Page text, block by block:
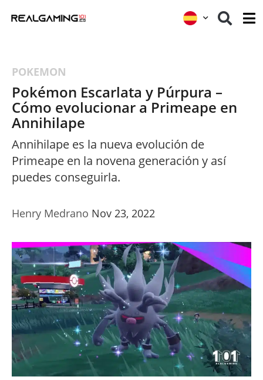
POKEMON
Pokémon Escarlata y Púrpura –
Cómo evolucionar a Primeape en
Annihilape
Annihilape es la nueva evolución de
Primeape en la novena generación y así
puedes conseguirla.
Henry Medrano Nov 23, 2022